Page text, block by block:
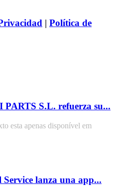
| Política de
S.L. refuerza su...
esta apenas disponível em
lanza una app...